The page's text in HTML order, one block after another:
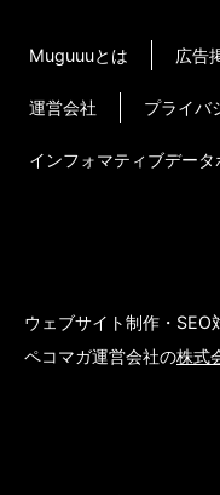
Muguuuとは 広告
運営会社 プライバ
インフォマティブデータ
ウェブサイト制作・SEO
ペコマガ運営会社の株式